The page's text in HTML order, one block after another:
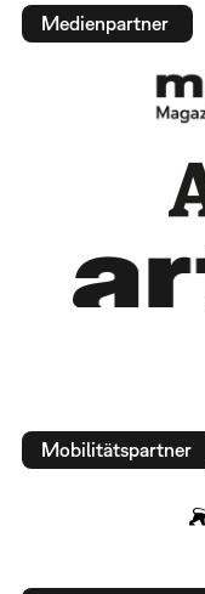
Medienpartner
Mobilitätspartner